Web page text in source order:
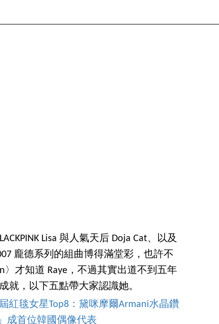
Lisa 與人氣天后 Doja Cat、以及
龐德系列的組曲博得滿堂彩，也許不
〉才知道 Raye，不過其實出道不到五年
就，以下五點帶大家認識她。
紅毯女星Top8：黛咪摩爾Armani水晶鑽
成首位韓國偶像代表